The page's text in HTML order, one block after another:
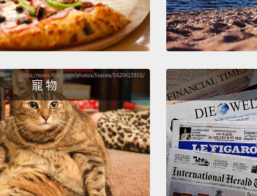
寵 物